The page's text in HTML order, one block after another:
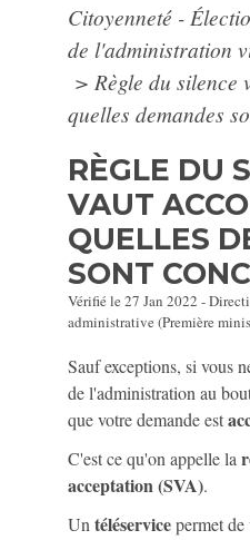
Citoyenneté -
de l'administration
> Règle du silence
quelles demandes
RÈGLE DU
VAUT
QUELLES
SONT
Vérifié le 27 Jan 2022 -
administrative (Première
Sauf exceptions, si vous
de l'administration au
que votre demande est
C'est ce qu'on appelle la
acceptation (SVA).
Untéléservicepermet